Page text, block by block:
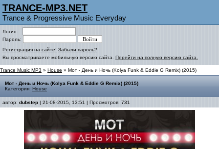
TRANCE-MP3.NET
Trance & Progressive Music Everyday
Логин:
Пароль:
Регистрация на сайте! Забыли пароль?
Вы просматриваете мобильную версию сайта. Перейти на полную версию сайта.
Trance Music MP3 » House » Мот - День и Ночь (Kolya Funk & Eddie G Remix) (2015)
Мот - День и Ночь (Kolya Funk & Eddie G Remix) (2015)
Категория: House
автор: dubstep | 21-08-2015, 13:51 | Просмотров: 731